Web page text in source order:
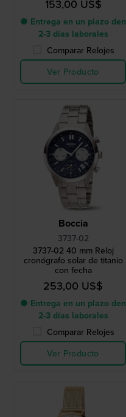
153,00 US$
● Entrega en un plazo den
2-3 días laborales
Comparar Relojes
Ver Producto
Boccia
3737-02
3737-02 40 mm Reloj
cronógrafo solar de titanio
con fecha
253,00 US$
● Entrega en un plazo den
2-3 días laborales
Comparar Relojes
Ver Producto